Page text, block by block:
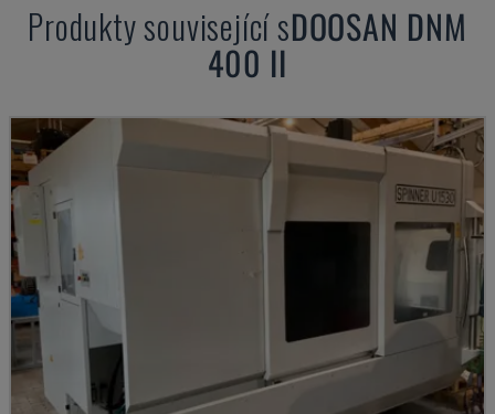
Produkty související sDOOSAN DNM
400 II